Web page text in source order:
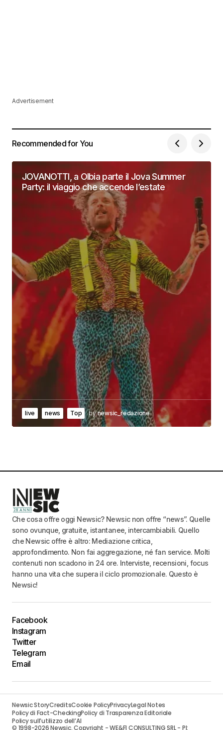
Advertisement
Recommended for You
JOVANOTTI, a Olbia parte il Jova Summer
Party: il viaggio che accende l’estate
live news Top bynewsic_redazione
Che cosa offre oggi Newsic? Newsic non offre “news”. Quelle
sono ovunque, gratuite, istantanee, intercambiabili. Quello
che Newsic offre è altro: Mediazione critica,
approfondimento. Non fai aggregazione, né fan service. Molti
contenuti non scadono in 24 ore. Interviste, recensioni, focus
hanno una vita che supera il ciclo promozionale. Questo è
Newsic!
Facebook
Instagram
Twitter
Telegram
Email
Newsic StoryCreditsCookie PolicyPrivacyLegal Notes
Policy di Fact-CheckingPolicy di Trasparenza Editoriale
Policy sull’utilizzo dell’AI
© 1998-2026 Newsic. Copyright - WE&FI CONSULTING SRL - PI: